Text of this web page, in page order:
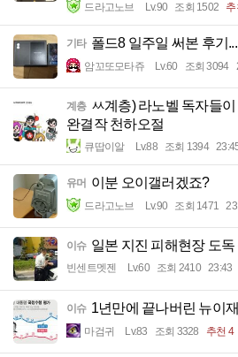
드라고노브 Lv.90 조회 1502 추
기타 폴드8 일주일 써본 후기
암꼬또모타쥬 Lv.60 조회 3094
계층 ㅆ계층) 라노벨 독자들
완결작 천하오절
큐땁이알 Lv.88 조회 1394
유머 이분 오이갤러겠죠?
드라고노브 Lv.90 조회 1471
이슈 일본 지진 피해현장 도독
빈센트멧젠 Lv.60 조회 2410 23:43
이슈 1년만에 끝나버린 뉴이
마검귀 Lv.83 조회 3328 추천 4